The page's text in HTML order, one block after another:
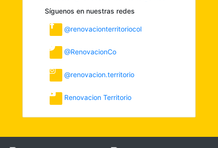
Síguenos en nuestras redes
@renovacionterritoriocol
@RenovacionCo
@renovacion.territorio
Renovacion Territorio